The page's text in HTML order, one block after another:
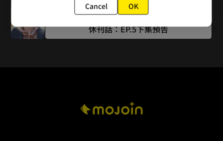
✿小編：感謝各位的閱讀與支持【關於我和鬼變成家人的那件
鏡頭，請走過路過不要錯過！休刊話：EP.5下集預告
Cancel OK